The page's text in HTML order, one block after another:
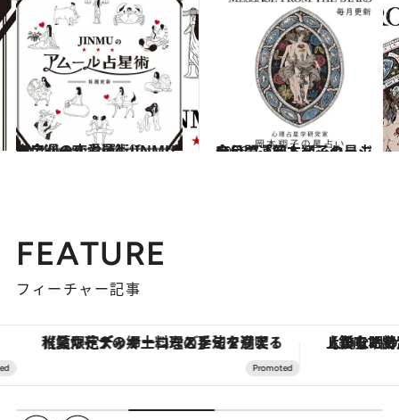
2024.6.15
【今週の恋愛運】JINMUのアムール占星術♡
占い 2026.7.31
今月の運勢＆メッセージを公開「岡本翔子の星占い」
占い
FEATURE
フィーチャー記事
【夏限定ディナーコース】旬を迎える稚鮎や花ズッキーニなどをイタリア・トスカーナの郷土料理の手法で満喫！ 【銀座で出合う最旬美容】美髪ケアや上質